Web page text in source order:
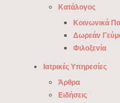
Κατάλογος
Κοινωνικά
Δωρεάν
Φιλοξενία
Ιατρικές Υπηρεσίες
Άρθρα
Ειδήσεις